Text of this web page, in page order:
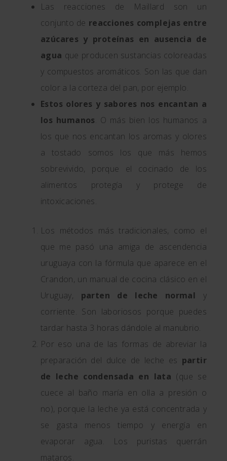
Las reacciones de Maillard son un
conjunto de reacciones complejas entre
azúcares y proteínas en ausencia de
agua que producen sustancias coloreadas
y compuestos aromáticos. Son las que dan
color a la corteza del pan, por ejemplo.
Estos olores y sabores nos encantan a
los humanos. O más bien los humanos a
los que nos encantan los aromas y olores
a tostado somos los que más hemos
sobrevivido, porque el cocinado de los
alimentos protegía y protege de
intoxicaciones.
Los métodos más tradicionales, como el
que me pasó una amiga de ascendencia
uruguaya con la fórmula que aparece en el
Crandon, un manual de cocina clásico en el
Uruguay, parten de leche normal
y
corriente. Son laboriosos porque puedes
tardar hasta 3 horas dándole al manubrio.
Por eso una de las formas de abreviar la
preparación del dulce de leche es partir
de leche condensada en lata (que se
cuece al baño maría en olla a presión o
no), porque la leche ya está concentrada y
se gasta menos tiempo y energía en
evaporar agua. Los puristas querrán
mataros.